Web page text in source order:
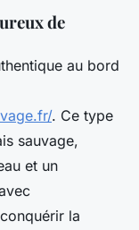
de
au bord
. Ce type
sauvage,
et un
conquérir la